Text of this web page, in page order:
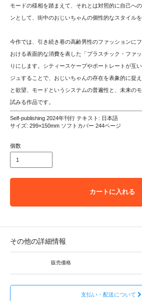
モードの様相を踏まえて、それとは対照的に自己へ
ンとして、街中のおじいちゃんの個性的なスタイルを
今作では、引き続き巷の高齢男性のファッションに
おける表面的な消費を表した「プラスチック・ファ
りにします。シティースケープやポートレートが互
ジュすることで、おじいちゃんの存在を表象的に捉
と欲望、モードというシステムの普遍性と、未来の
試みる作品です。
Self-publishing 2024年刊行 テキスト: 日本語
サイズ: 299×150mm ソフトカバー 244ページ
個数
カートに入れる
その他の詳細情報
販売価格
支払い・配送について